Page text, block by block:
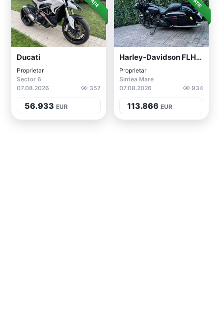
Ducati
Proprietar
Sector 6
07.08.2026
357
56.933 EUR
Harley-Davidson FLHX Street Glide
Proprietar
Sintea Mare
07.08.2026
934
113.866 EUR